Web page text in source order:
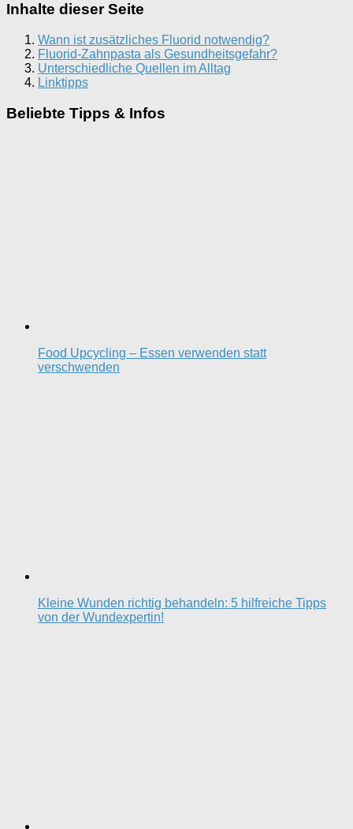
Inhalte dieser Seite
Wann ist zusätzliches Fluorid notwendig?
Fluorid-Zahnpasta als Gesundheitsgefahr?
Unterschiedliche Quellen im Alltag
Linktipps
Beliebte Tipps & Infos
Food Upcycling – Essen verwenden statt
verschwenden
Kleine Wunden richtig behandeln: 5 hilfreiche Tipps
von der Wundexpertin!